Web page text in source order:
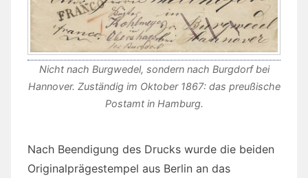
Nicht nach Burgwedel, sondern nach Burgdorf bei
Hannover. Zuständig im Oktober 1867: das preußische
Postamt in Hamburg.
Nach Beendigung des Drucks wurde die beiden
Originalprägestempel aus Berlin an das